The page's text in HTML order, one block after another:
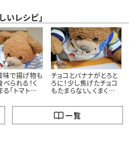
レシピ」
味で揚げ物も
られる！く
「トマトタル
チョコとバナナがとろと
ろに！少し焦げたチョコ
もたまらない。くまくん
ナ」レシピ
一覧